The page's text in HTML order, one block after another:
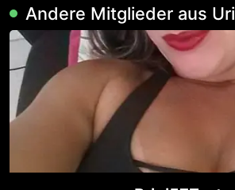
Andere Mitglieder aus Uri